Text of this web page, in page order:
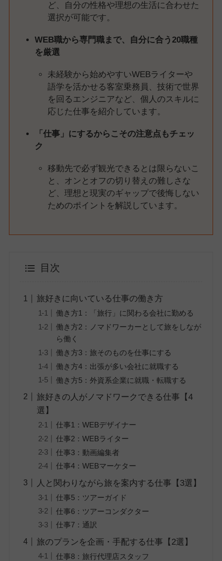
ど、自分の性格や理想の生活に合わせた
選択が可能です。
WEB職から専門職まで、自分に合う20職種
を厳選
未経験から始めやすいWEBライターや
語学を活かせる客室乗務員、技術で世界
を回るエンジニアなど、個人のスキルに
応じた仕事を紹介しています。
「仕事」にするからこその注意点もチェッ
ク
移動先で必ず観光できるとは限らないこ
と、オンとオフの切り替えの難しさな
ど、理想と現実のギャップで後悔しない
ためのポイントを解説しています。
目次
旅好きに向いている仕事の働き方
働き方1：「旅行」に関わる会社に勤める
働き方2：ノマドワーカーとして旅をしなが
ら働く
働き方3：旅そのものを仕事にする
働き方4：出張が多い会社に就職する
働き方5：外資系企業に就職・転職する
旅好きの人がノマドワークできる仕事【4
選】
仕事1：WEBデザイナー
仕事2：WEBライター
仕事3：動画編集者
仕事4：WEBマーケター
人と関わりながら旅を案内する仕事【3選】
仕事5：ツアーガイド
仕事6：ツアーコンダクター
仕事7：通訳
旅のプランを企画・手配する仕事【2選】
仕事8：旅行代理店スタッフ